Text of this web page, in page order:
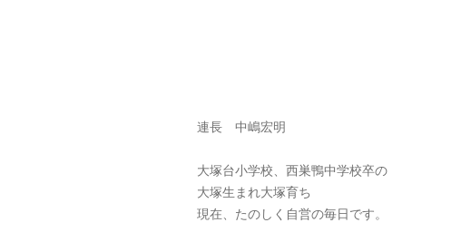
連長 中嶋宏明
大塚台小学校、西巣鴨中学校卒の
大塚生まれ大塚育ち
現在、たのしく自営の毎日です。